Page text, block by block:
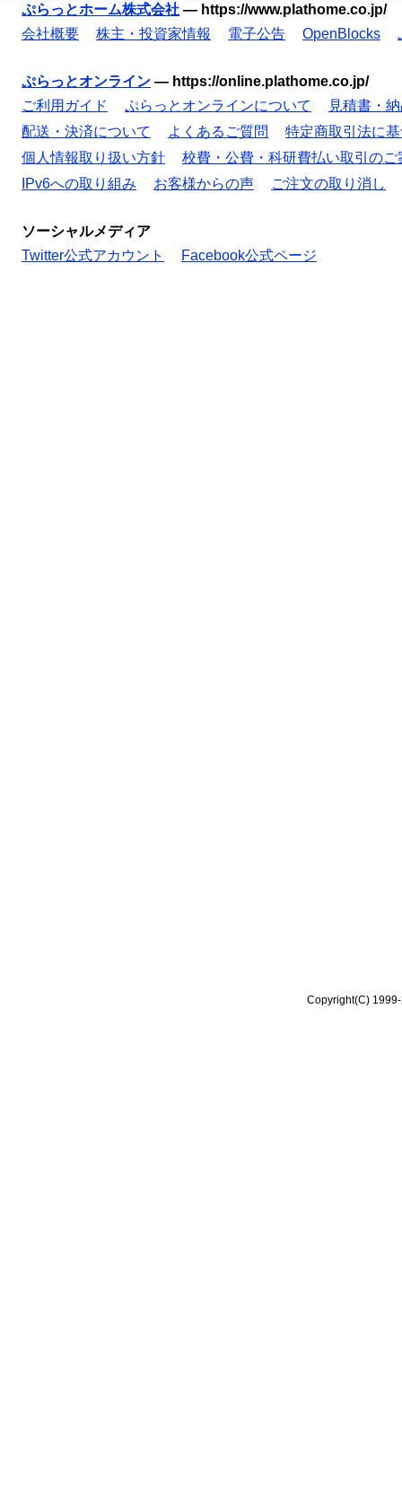
ぷらっとホーム株式会社 — https://www.plathome.co.jp/
会社概要
株主・投資家情報 電子公告 OpenBlocks
ぷらっとオンライン — https://online.plathome.co.jp/
ご利用ガイド
ぷらっとオンラインについて
見積書・
配送・決済について
よくあるご質問
特定商取引法に
個人情報取り扱い方針
校費・公費・科研費払い取引のご
IPv6への取り組み
お客様からの声 ご注文の取り消し
ソーシャルメディア
Twitter公式アカウント
Facebook公式ページ
Copyright(C)